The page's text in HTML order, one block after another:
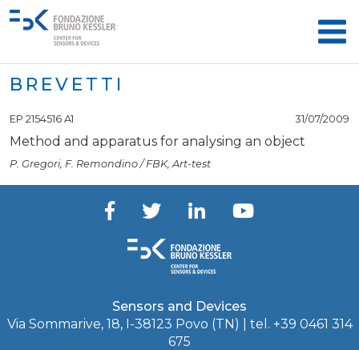
BREVETTI
EP 2154516 A1 31/07/2009
Method and apparatus for analysing an object
P. Gregori, F. Remondino/FBK,Art-test
Sensors and Devices
Via Sommarive, 18, I-38123 Povo (TN) | tel. +39 0461 314
675